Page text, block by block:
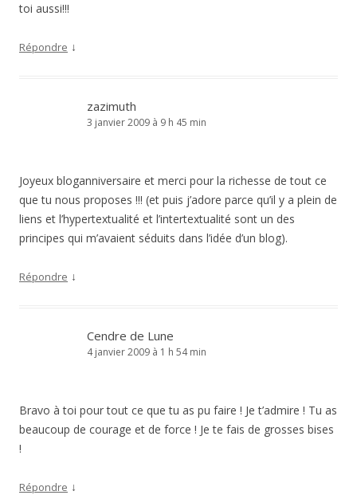
toi aussi!!!
Répondre ↓
zazimuth
3 janvier 2009 à 9 h 45 min
Joyeux bloganniversaire et merci pour la richesse de tout ce
que tu nous proposes !!! (et puis j’adore parce qu’il y a plein de
liens et l’hypertextualité et l’intertextualité sont un des
principes qui m’avaient séduits dans l’idée d’un blog).
Répondre ↓
Cendre de Lune
4 janvier 2009 à 1 h 54 min
Bravo à toi pour tout ce que tu as pu faire ! Je t’admire ! Tu as
beaucoup de courage et de force ! Je te fais de grosses bises
!
Répondre ↓